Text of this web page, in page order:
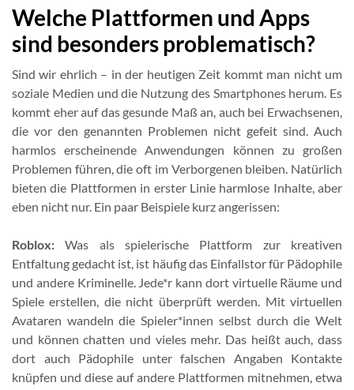
Welche Plattformen und Apps
sind besonders problematisch?
Sind wir ehrlich – in der heutigen Zeit kommt man nicht um
soziale Medien und die Nutzung des Smartphones herum. Es
kommt eher auf das gesunde Maß an, auch bei Erwachsenen,
die vor den genannten Problemen nicht gefeit sind. Auch
harmlos erscheinende Anwendungen können zu großen
Problemen führen, die oft im Verborgenen bleiben. Natürlich
bieten die Plattformen in erster Linie harmlose Inhalte, aber
eben nicht nur. Ein paar Beispiele kurz angerissen:
Roblox: Was als spielerische Plattform zur kreativen
Entfaltung gedacht ist, ist häufig das Einfallstor für Pädophile
und andere Kriminelle. Jede*r kann dort virtuelle Räume und
Spiele erstellen, die nicht überprüft werden. Mit virtuellen
Avataren wandeln die Spieler*innen selbst durch die Welt
und können chatten und vieles mehr. Das heißt auch, dass
dort auch Pädophile unter falschen Angaben Kontakte
knüpfen und diese auf andere Plattformen mitnehmen, etwa